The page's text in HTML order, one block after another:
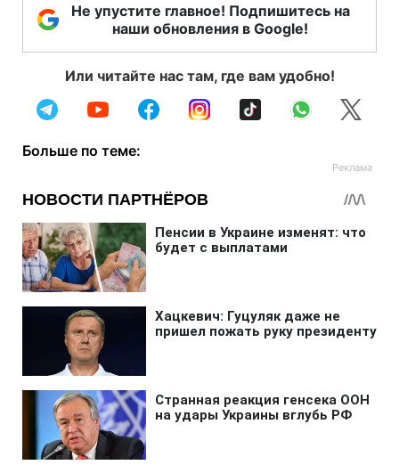
Не упустите главное! Подпишитесь на
наши обновления в Google!
Или читайте нас там, где вам удобно!
Больше по теме: